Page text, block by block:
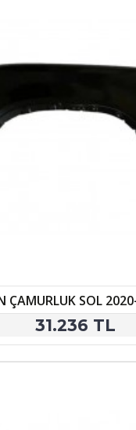
ÇAMURLUK SOL
31.236 TL